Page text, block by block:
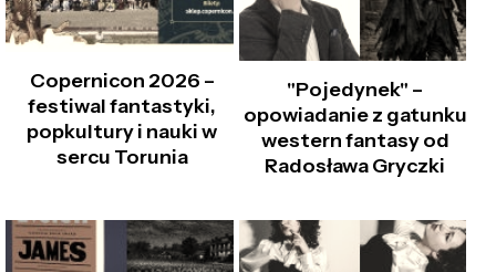
Copernicon 2026 –
festiwal fantastyki,
popkultury i nauki w
sercu Torunia
"Pojedynek" –
opowiadanie z gatunku
western fantasy od
Radosława Gryczki